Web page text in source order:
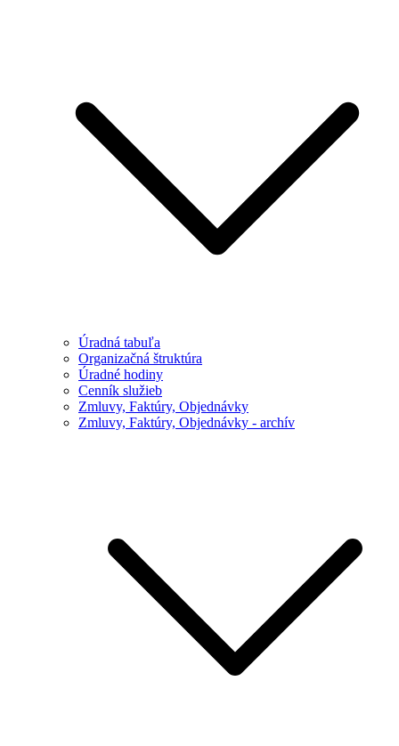
Úradná tabuľa
Organizačná štruktúra
Úradné hodiny
Cenník služieb
Zmluvy, Faktúry, Objednávky
Zmluvy, Faktúry, Objednávky - archív